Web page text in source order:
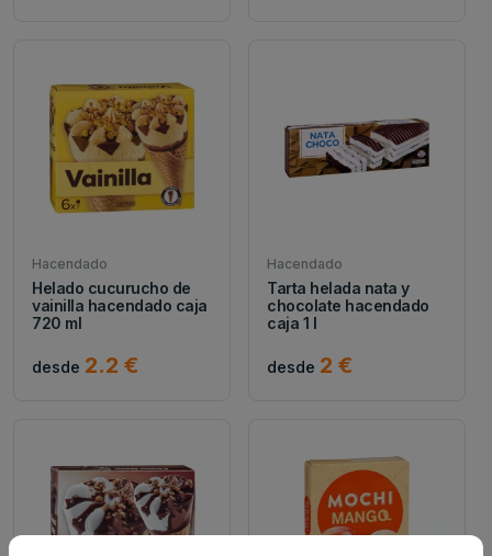
Hacendado
Helado cucurucho de
vainilla hacendado caja
720 ml
desde 2.2 €
Hacendado
Tarta helada nata y
chocolate hacendado
caja 1 l
desde 2 €